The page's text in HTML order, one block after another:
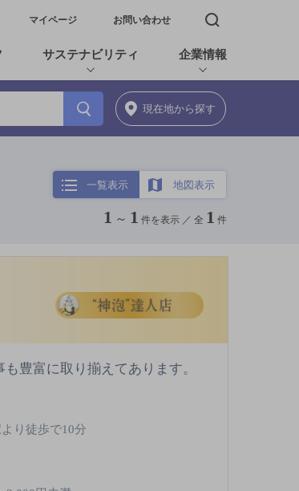
いウィンドウで開く
マイページ お問い合わせ 検索窓を開く
サステナビリティ 企業情報
現在地から探す
一覧表示 地図表示
1 ～ 1 件を表示 ／ 全 1 件
豊富に取り揃えてあります。
り徒歩で10分